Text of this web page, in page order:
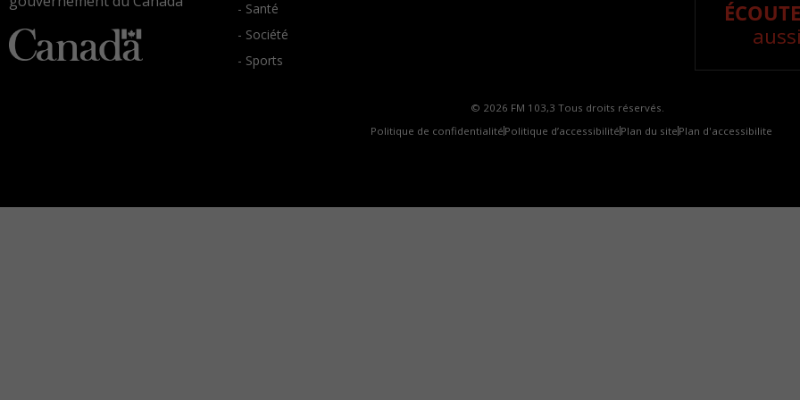
- Santé
- Société
- Sports
© 2026 FM 103,3 Tous droits réservés.
Politique de confidentialité Politique d’accessibilité Plan du site Plan d'accessibilite